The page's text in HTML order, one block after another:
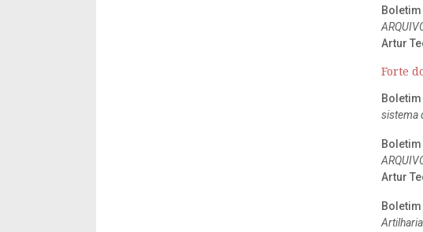
Artur
Forte
Boletim
sistema
Artur